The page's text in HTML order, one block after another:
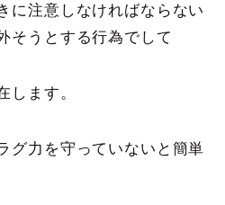
に注意しなければならない
そうとする行為でして
します。
グ力を守っていないと簡単